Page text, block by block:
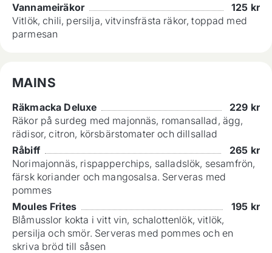
Vannameiräkor
125 kr
Vitlök, chili, persilja, vitvinsfrästa räkor, toppad med
parmesan
MAINS
Räkmacka Deluxe 229 kr
Räkor på surdeg med majonnäs, romansallad, ägg,
rädisor, citron, körsbärstomater och dillsallad
Råbiff
265 kr
Norimajonnäs, rispapperchips, salladslök, sesamfrön,
färsk koriander och mangosalsa. Serveras med
pommes
Moules Frites
195 kr
Blåmusslor kokta i vitt vin, schalottenlök, vitlök,
persilja och smör. Serveras med pommes och en
skriva bröd till såsen